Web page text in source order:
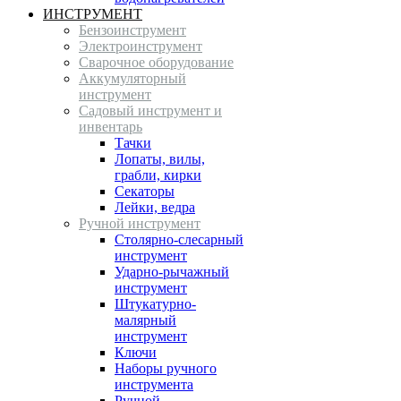
ИНСТРУМЕНТ
Бензоинструмент
Электроинструмент
Сварочное оборудование
Аккумуляторный
инструмент
Садовый инструмент и
инвентарь
Тачки
Лопаты, вилы,
грабли, кирки
Секаторы
Лейки, ведра
Ручной инструмент
Столярно-слесарный
инструмент
Ударно-рычажный
инструмент
Штукатурно-
малярный
инструмент
Ключи
Наборы ручного
инструмента